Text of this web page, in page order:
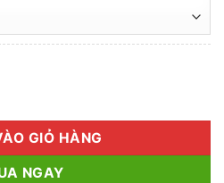
260.000₫
đến
GIỎ HÀNG
NGAY